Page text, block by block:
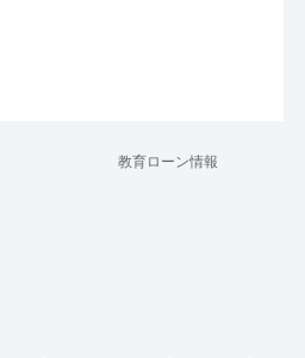
教育ローン情報